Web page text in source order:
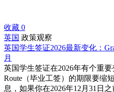
收藏 0
英国 政策观察
英国学生签证2026最新变化：
月
英国学生签证在2026年有个重要
Route（毕业工签）的期限要缩
息，如果你在2026年12月31日之